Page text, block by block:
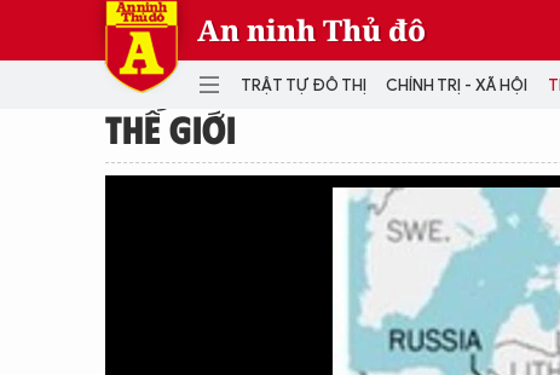
An ninh Thủ đô
TRẬT TỰ ĐÔ THỊ CHÍNH TRỊ - XÃ HỘI
THÀNH PHỐ THÔNG MINH
VĂN
THẾ GIỚI